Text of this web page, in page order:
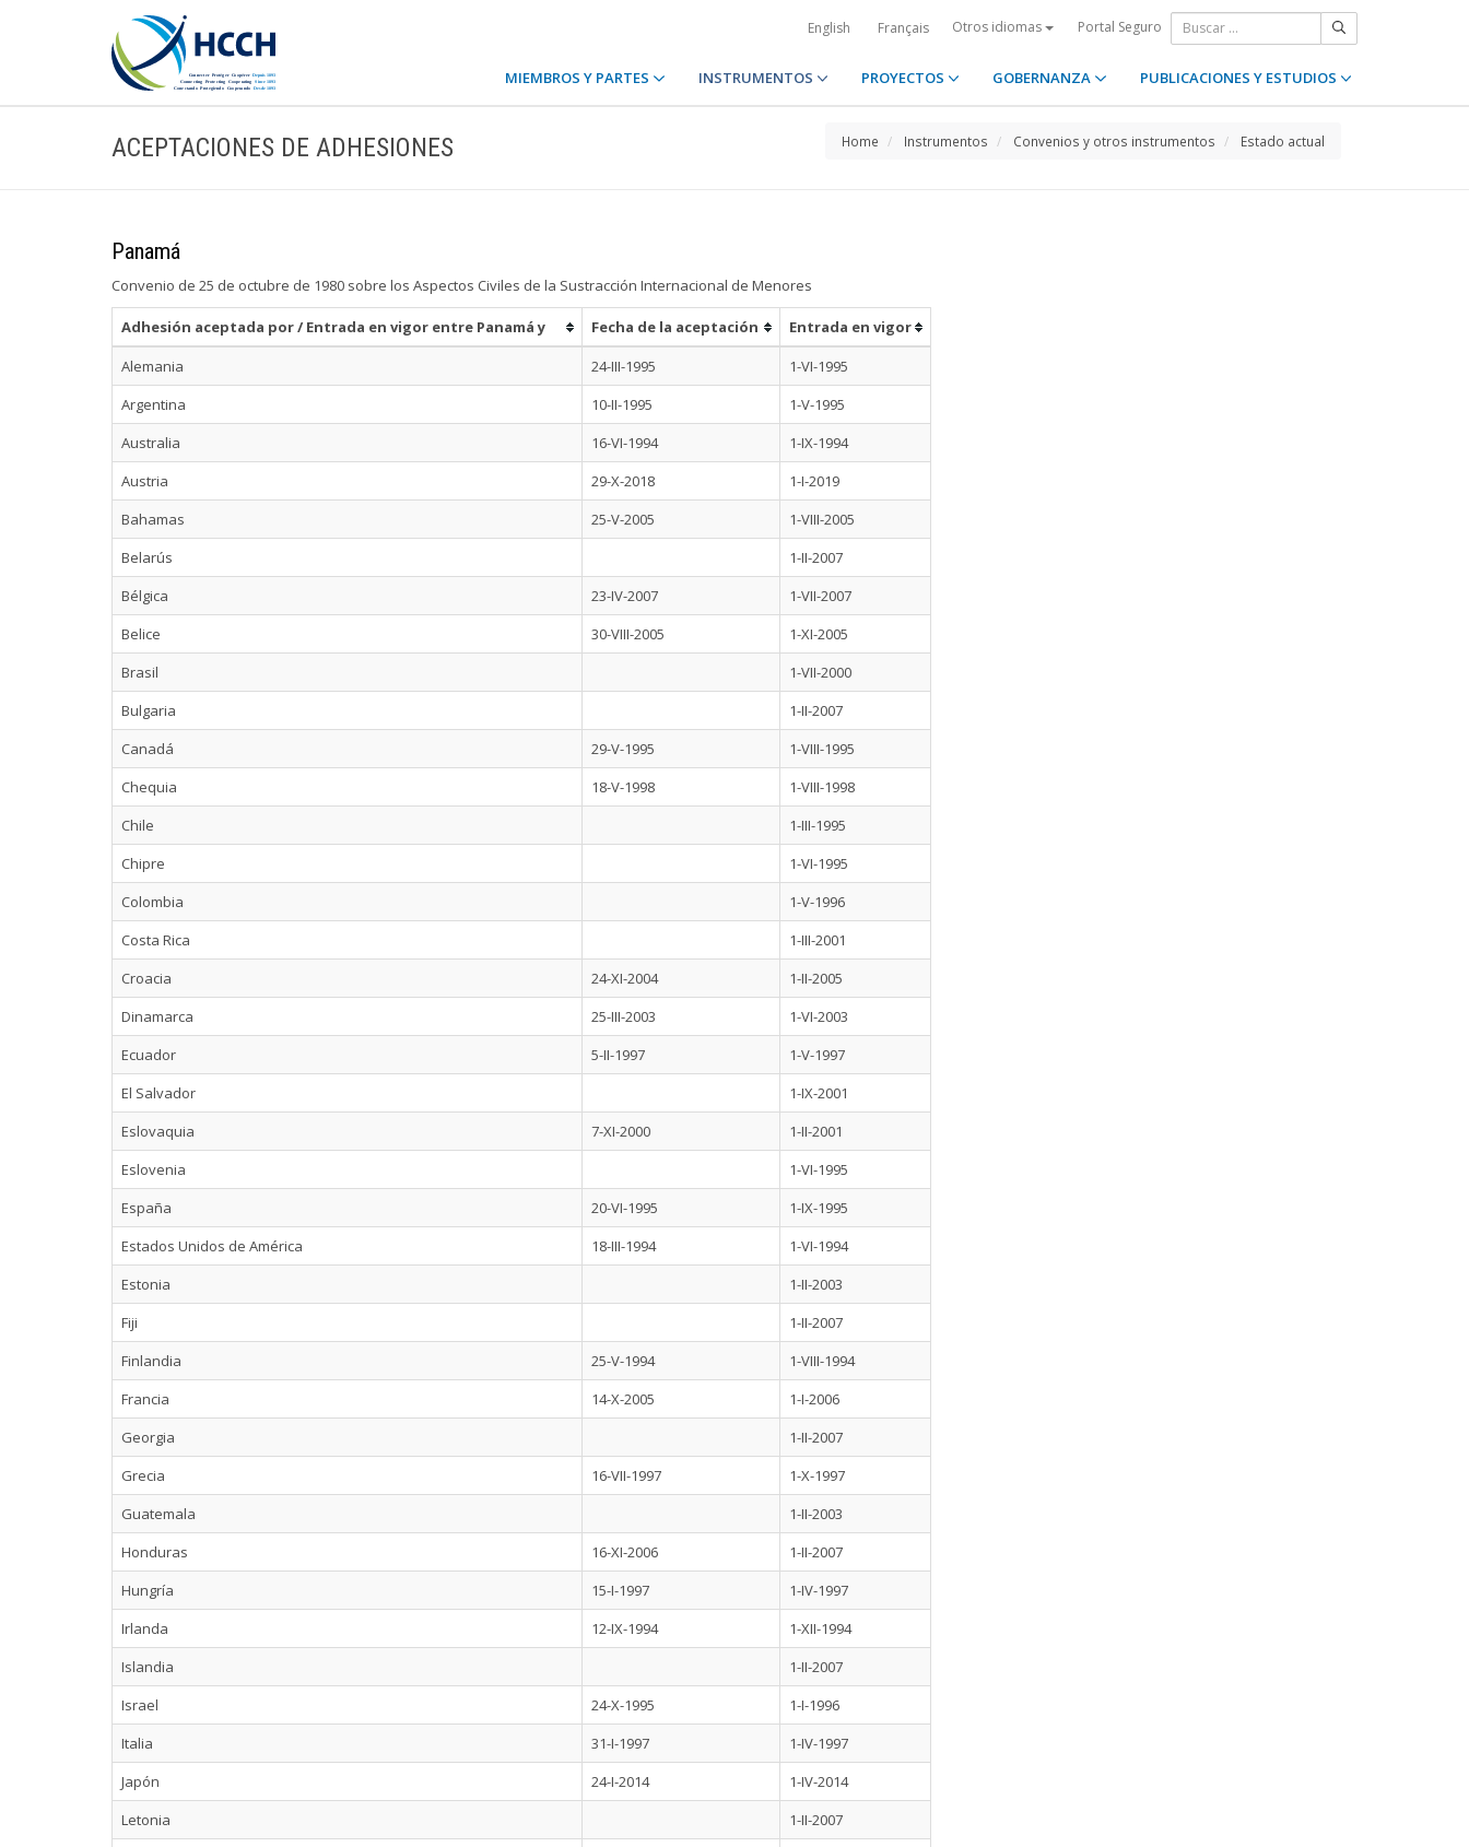
English Français Otros idiomas Portal Seguro
MIEMBROS Y PARTES INSTRUMENTOS PROYECTOS GOBERNANZA PUBLICACIONES Y ESTUDIOS
ACEPTACIONES DE ADHESIONES Home Instrumentos Convenios y otros instrumentos Estado actual
Panamá
Convenio de 25 de octubre de 1980 sobre los Aspectos Civiles de la Sustracción Internacional de Menores
Adhesión aceptada por / Entrada en vigor entre Panamá y Fecha de la aceptación
Entrada en vigor
Alemania
24-III-1995
1-VI-1995
Argentina
10-II-1995
1-V-1995
Australia
16-VI-1994
1-IX-1994
Austria
29-X-2018
1-I-2019
Bahamas
25-V-2005
1-VIII-2005
Belarús
1-II-2007
Bélgica
23-IV-2007
1-VII-2007
Belice
30-VIII-2005
1-XI-2005
Brasil
1-VII-2000
Bulgaria
1-II-2007
Canadá
29-V-1995
1-VIII-1995
Chequia
18-V-1998
1-VIII-1998
Chile
1-III-1995
Chipre
1-VI-1995
Colombia
1-V-1996
Costa Rica
1-III-2001
Croacia
24-XI-2004
1-II-2005
Dinamarca
25-III-2003
1-VI-2003
Ecuador
5-II-1997
1-V-1997
El Salvador
1-IX-2001
Eslovaquia
7-XI-2000
1-II-2001
Eslovenia
1-VI-1995
España
20-VI-1995
1-IX-1995
Estados Unidos de América
18-III-1994
1-VI-1994
Estonia
1-II-2003
Fiji
1-II-2007
Finlandia
25-V-1994
1-VIII-1994
Francia
14-X-2005
1-I-2006
Georgia
1-II-2007
Grecia
16-VII-1997
1-X-1997
Guatemala
1-II-2003
Honduras
16-XI-2006
1-II-2007
Hungría
15-I-1997
1-IV-1997
Irlanda
12-IX-1994
1-XII-1994
Islandia
1-II-2007
Israel
24-X-1995
1-I-1996
Italia
31-I-1997
1-IV-1997
Japón
24-I-2014
1-IV-2014
Letonia
1-II-2007